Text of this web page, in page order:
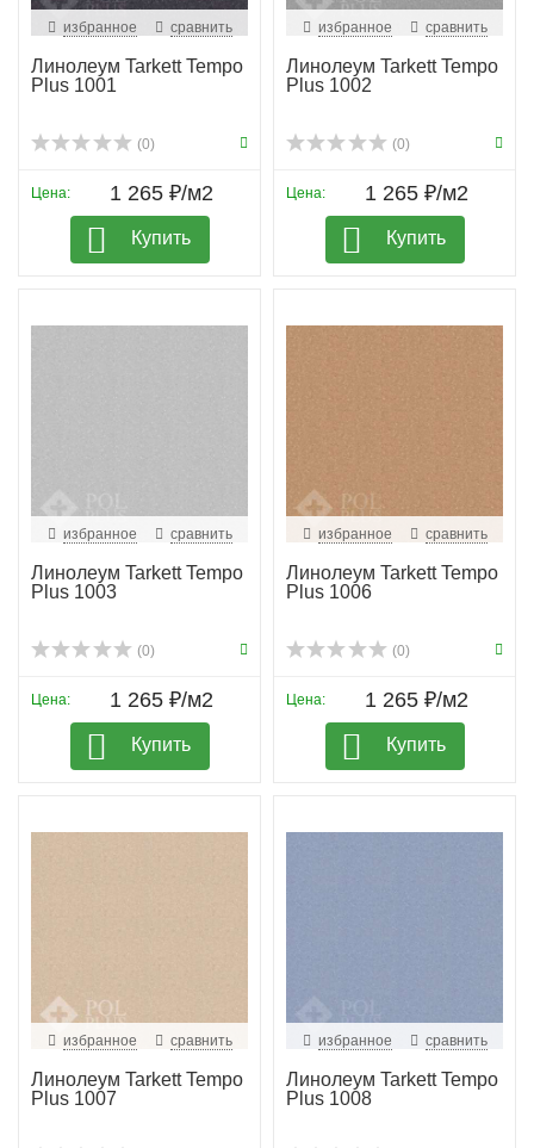
избранное сравнить
Линолеум Tarkett Tempo
Plus 1001
(0)
Цена: 1 265 ₽/м2
Купить
избранное сравнить
Линолеум Tarkett Tempo
Plus 1002
(0)
Цена: 1 265 ₽/м2
Купить
избранное сравнить
Линолеум Tarkett Tempo
Plus 1003
(0)
Цена: 1 265 ₽/м2
Купить
избранное сравнить
Линолеум Tarkett Tempo
Plus 1006
(0)
Цена: 1 265 ₽/м2
Купить
избранное сравнить
Линолеум Tarkett Tempo
Plus 1007
избранное сравнить
Линолеум Tarkett Tempo
Plus 1008